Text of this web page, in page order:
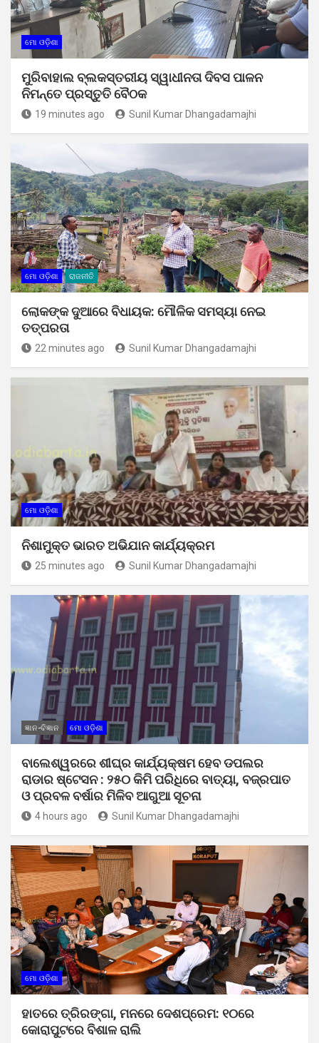
ମୋ ଓଡ଼ିଶା
ମୁରିବାହାଲ ବ୍ଲକସ୍ତରୀୟ ସ୍ୱାଧୀନତା ଦିବସ ପାଳନ
ନିମନ୍ତେ ପ୍ରସ୍ତୁତି ବୈଠକ
19 minutes ago Sunil Kumar Dhangadamajhi
ମୋ ଓଡ଼ିଶା ରାଜନୀତି
ଲୋକଙ୍କ ଦୁଆରେ ବିଧାୟକ: ମୌଳିକ ସମସ୍ୟା ନେଇ
ତତ୍ପରତା
22 minutes ago Sunil Kumar Dhangadamajhi
ମୋ ଓଡ଼ିଶା
ନିଶାମୁକ୍ତ ଭାରତ ଅଭିଯାନ କାର୍ଯ୍ୟକ୍ରମ
25 minutes ago Sunil Kumar Dhangadamajhi
ଜ୍ଞାନ-ବିଜ୍ଞାନ ମୋ ଓଡ଼ିଶା
ବାଲେଶ୍ୱରରେ ଶୀଘ୍ର କାର୍ଯ୍ୟକ୍ଷମ ହେବ ଡପଲର
ରାଡାର ଷ୍ଟେସନ : ୨୫୦ କିମି ପରିଧିରେ ବାତ୍ୟା, ବଜ୍ରପାତ
ଓ ପ୍ରବଳ ବର୍ଷାର ମିଳିବ ଆଗୁଆ ସୂଚନା
4 hours ago Sunil Kumar Dhangadamajhi
ମୋ ଓଡ଼ିଶା
ହାତରେ ତ୍ରିରଙ୍ଗା, ମନରେ ଦେଶପ୍ରେମ: ୧୦ରେ
କୋରାପୁଟରେ ବିଶାଳ ରାଲି